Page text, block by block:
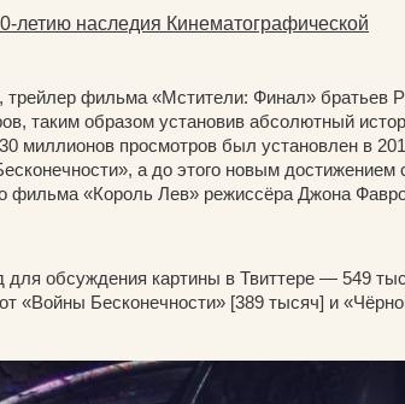
летию наследия Кинематографической
трейлер фильма «Мстители: Финал» братьев
таким образом установив абсолютный
миллионов просмотров был установлен в
а до этого новым достижением
фильма «Король Лев» режиссёра Джона
для обсуждения картины в Твиттере — 549
«Войны Бесконечности» [389 тысяч] и